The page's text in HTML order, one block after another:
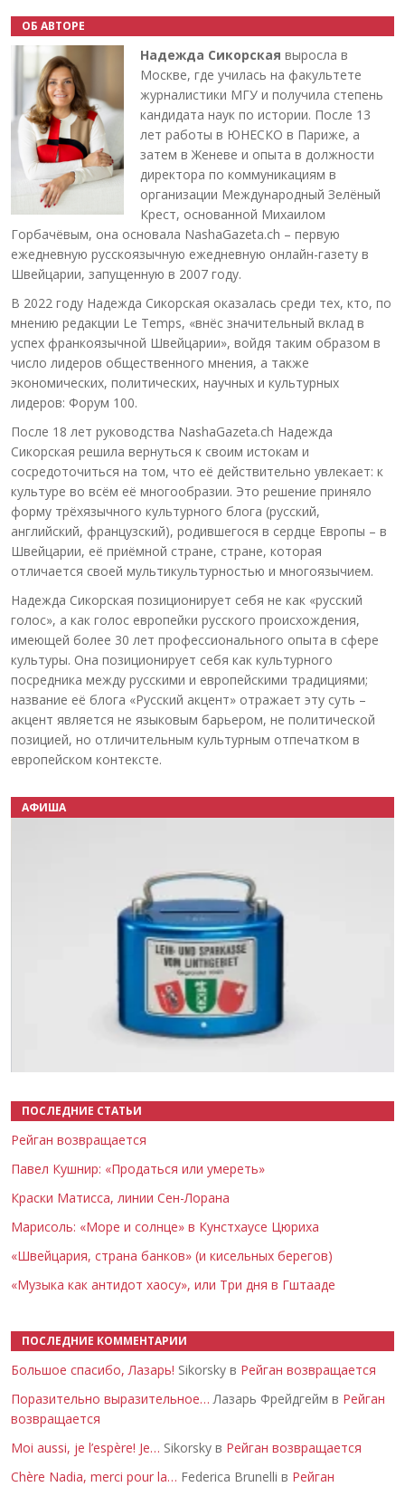
ОБ АВТОРЕ
Надежда Сикорская выросла в
Москве, где училась на факультете
журналистики МГУ и получила степень
кандидата наук по истории. После 13
лет работы в ЮНЕСКО в Париже, а
затем в Женеве и опыта в должности
директора по коммуникациям в
организации Международный Зелёный
Крест, основанной Михаилом
Горбачёвым, она основала NashaGazeta.ch – первую
ежедневную русскоязычную ежедневную онлайн-газету в
Швейцарии, запущенную в 2007 году.
В 2022 году Надежда Сикорская оказалась среди тех, кто, по
мнению редакции Le Temps, «внёс значительный вклад в
успех франкоязычной Швейцарии», войдя таким образом в
число лидеров общественного мнения, а также
экономических, политических, научных и культурных
лидеров: Форум 100.
После 18 лет руководства NashaGazeta.ch Надежда
Сикорская решила вернуться к своим истокам и
сосредоточиться на том, что её действительно увлекает: к
культуре во всём её многообразии. Это решение приняло
форму трёхязычного культурного блога (русский,
английский, французский), родившегося в сердце Европы – в
Швейцарии, её приёмной стране, стране, которая
отличается своей мультикультурностью и многоязычием.
Надежда Сикорская позиционирует себя не как «русский
голос», а как голос европейки русского происхождения,
имеющей более 30 лет профессионального опыта в сфере
культуры. Она позиционирует себя как культурного
посредника между русскими и европейскими традициями;
название её блога «Русский акцент» отражает эту суть –
акцент является не языковым барьером, не политической
позицией, но отличительным культурным отпечатком в
европейском контексте.
АФИША
ПОСЛЕДНИЕ СТАТЬИ
Рейган возвращается
Павел Кушнир: «Продаться или умереть»
Краски Матисса, линии Сен-Лорана
Марисоль: «Море и солнце» в Кунстхаусе Цюриха
«Швейцария, страна банков» (и кисельных берегов)
«Музыка как антидот хаосу», или Три дня в Гштааде
ПОСЛЕДНИЕ КОММЕНТАРИИ
Большое спасибо, Лазарь! Sikorsky в Рейган возвращается
Поразительно выразительное… Лазарь Фрейдгейм в Рейган
возвращается
Moi aussi, je l’espère! Je… Sikorsky в Рейган возвращается
Chère Nadia, merci pour la… Federica Brunelli в Рейган